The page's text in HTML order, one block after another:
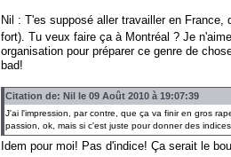
Nil : T'es supposé aller travailler en
fort). Tu veux faire ça à Montréal ? Je
organisation pour préparer ce genre de
bad!
Citation de: Nil le 09 Août 2010 à 19:07:39
J'ai l'impression, par contre, que ça va finir en gros
passion, ok, mais si c'est juste pour donner des
Idem pour moi! Pas d'indice! Ça serait le